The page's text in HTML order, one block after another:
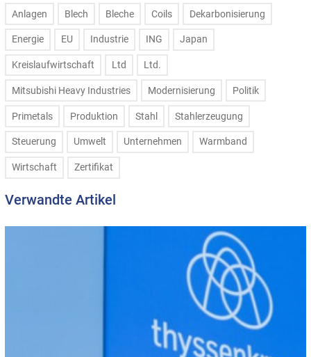
Anlagen Blech Bleche Coils Dekarbonisierung
Energie EU Industrie ING Japan
Kreislaufwirtschaft Ltd Ltd.
Mitsubishi Heavy Industries Modernisierung Politik
Primetals Produktion Stahl Stahlerzeugung
Steuerung Umwelt Unternehmen Warmband
Wirtschaft Zertifikat
Verwandte Artikel